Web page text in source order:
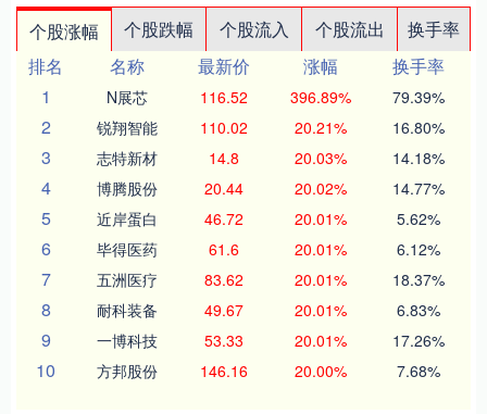
个股涨幅 个股跌幅 个股流入 个股流出
换手率
排名
名称 最新价 涨幅
换手率
1
N展芯 116.52 396.89% 79.39%
2 锐翔智能 110.02 20.21% 16.80%
3 志特新材 14.8 20.03% 14.18%
4 博腾股份 20.44 20.02% 14.77%
5 近岸蛋白 46.72 20.01% 5.62%
6 毕得医药 61.6 20.01% 6.12%
7 五洲医疗 83.62 20.01% 18.37%
8 耐科装备 49.67 20.01% 6.83%
9 一博科技 53.33 20.01% 17.26%
10 方邦股份 146.16 20.00% 7.68%